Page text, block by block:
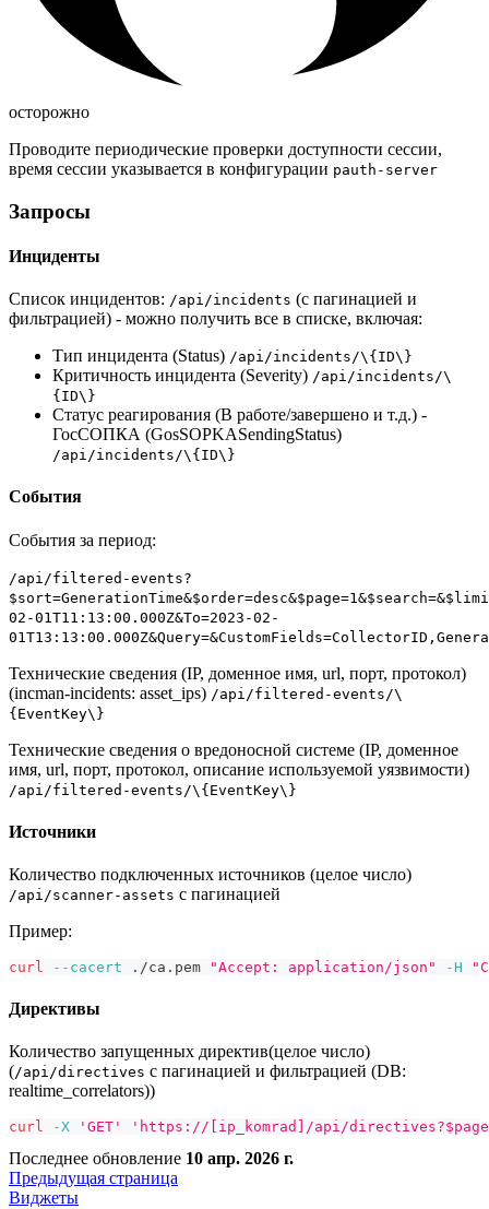
осторожно
Проводите периодические проверки доступности сессии,
время сессии указывается в конфигурации pauth-server
Запросы
Инциденты
Список инцидентов: /api/incidents (с пагинацией и
фильтрацией) - можно получить все в списке, включая:
Тип инцидента (Status) /api/incidents/\{ID\}
Критичность инцидента (Severity) /api/incidents/\
{ID\}
Статус реагирования (В работе/завершено и т.д.) -
ГосСОПКА (GosSOPKASendingStatus)
/api/incidents/\{ID\}
События
События за период:
/api/filtered-events?
02-01T11:13:00.000Z&To=2023-02-
Технические сведения (IP, доменное имя, url, порт, протокол)
(incman-incidents: asset_ips) /api/filtered-events/\
{EventKey\}
Технические сведения о вредоносной системе (IP, доменное
имя, url, порт, протокол, описание используемой уязвимости)
/api/filtered-events/\{EventKey\}
Источники
Количество подключенных источников (целое число)
/api/scanner-assets с пагинацией
Пример:
curl --cacert ./ca.pem "Accept: application/json" -H
Директивы
Количество запущенных директив(целое число)
(/api/directives с пагинацией и фильтрацией (DB:
realtime_correlators))
curl -X 'GET' 'https://[ip_komrad]/api/
Последнее обновление 10 апр. 2026 г.
Предыдущая страница
Виджеты